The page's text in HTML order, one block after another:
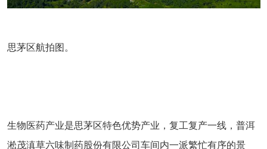
思茅区航拍图。
生物医药产业是思茅区特色优势产业，复工复产一线，普洱
淞茂滇草六味制药股份有限公司车间内一派繁忙有序的景